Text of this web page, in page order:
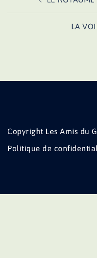
d’article
LA
Copyright Les Amis du
Politique de